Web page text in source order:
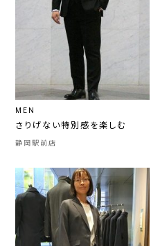
MEN
さりげない特別感を楽しむ
静岡駅前店